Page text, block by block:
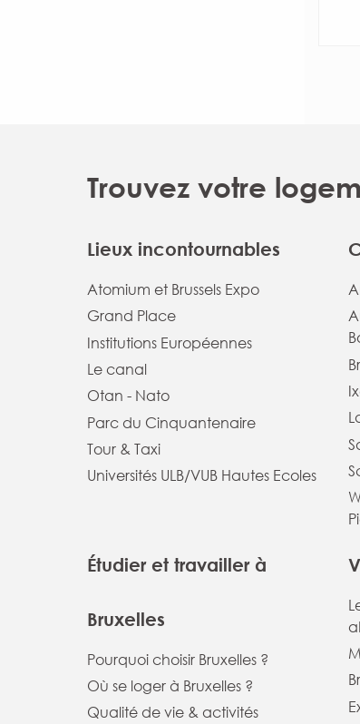
Trouvez votre
Lieux incontournables
Atomium et Brussels Expo
Grand Place
Institutions Européennes
Le canal
Otan - Nato
Parc du Cinquantenaire
Tour & Taxi
Universités ULB/VUB Hautes Ecoles
Étudier et travailler à
Bruxelles
Pourquoi choisir Bruxelles ?
Où se loger à Bruxelles ?
Qualité de vie & activités